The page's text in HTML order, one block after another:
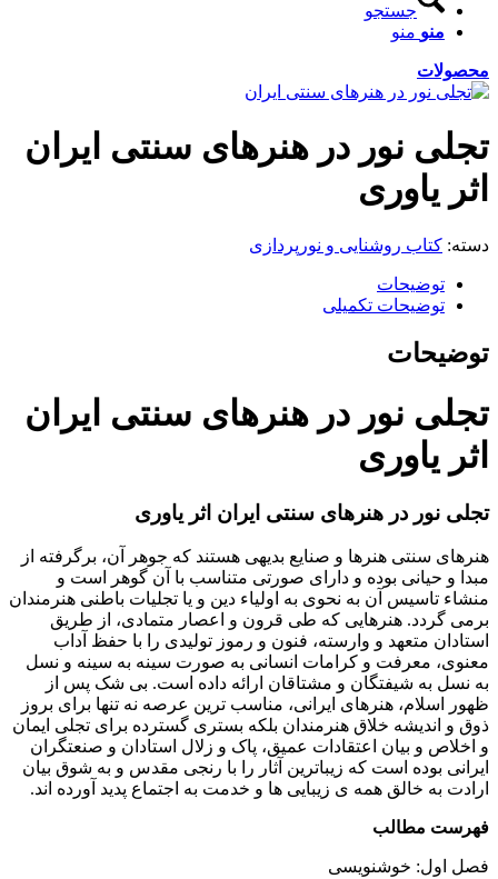
جستجو
منو منو
محصولات
تجلی نور در هنرهای سنتی ایران
اثر یاوری
دسته: کتاب روشنایی و نورپردازی
توضیحات
توضیحات تکمیلی
توضیحات
تجلی نور در هنرهای سنتی ایران
اثر یاوری
تجلی نور در هنرهای سنتی ایران اثر یاوری
هنرهای سنتی هنرها و صنایع بدیهی هستند که جوهر آن، برگرفته از
مبدا و حیانی بوده و دارای صورتی متناسب با آن گوهر است و
منشاء تاسیس آن به نحوی به اولیاء دین و یا تجلیات باطنی هنرمندان
برمی گردد. هنرهایی که طی قرون و اعصار متمادی، از طریق
استادان متعهد و وارسته، فنون و رموز تولیدی را با حفظ آداب
معنوی، معرفت و کرامات انسانی به صورت سینه به سینه و نسل
به نسل به شیفتگان و مشتاقان ارائه داده است. بی شک پس از
ظهور اسلام، هنرهای ایرانی، مناسب ترین عرصه نه تنها برای بروز
ذوق و اندیشه خلاق هنرمندان بلکه بستری گسترده برای تجلی ایمان
و اخلاص و بیان اعتقادات عمیق، پاک و زلال استادان و صنعتگران
ایرانی بوده است که زیباترین آثار را با رنجی مقدس و به شوق بیان
ارادت به خالق همه ی زیبایی ها و خدمت به اجتماع پدید آورده اند.
فهرست مطالب
فصل اول: خوشنویسی